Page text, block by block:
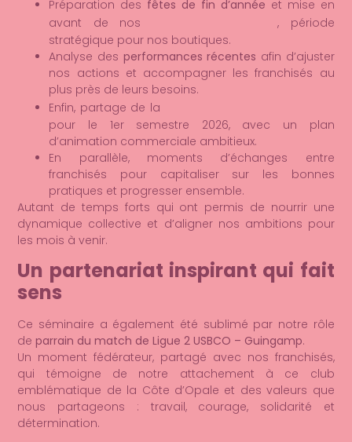
Préparation des fêtes de fin d’année et mise en
avant de nos
gammes de Noël, période
stratégique pour nos boutiques.
Analyse des performances récentes afin d’ajuster
nos actions et accompagner les franchisés au
plus près de leurs besoins.
Enfin, partage de la
pour le 1er semestre 2026, avec un plan
d’animation commerciale ambitieux.
En parallèle, moments d’échanges entre
franchisés pour capitaliser sur les bonnes
pratiques et progresser ensemble.
Autant de temps forts qui ont permis de nourrir une
dynamique collective et d’aligner nos ambitions pour
les mois à venir.
Un partenariat inspirant qui fait
sens
Ce séminaire a également été sublimé par notre rôle
deparrain du match de Ligue 2 USBCO – Guingamp.
Un moment fédérateur, partagé avec nos franchisés,
qui témoigne de notre attachement à ce club
emblématique de la Côte d’Opale et des valeurs que
nous partageons : travail, courage, solidarité et
détermination.